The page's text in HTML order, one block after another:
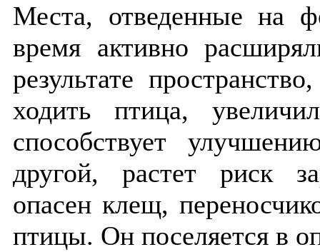
Места, отведенные на
время активно
результате
ходить птица,
способствует
другой, растет риск
опасен клещ,
птицы. Он поселяется в